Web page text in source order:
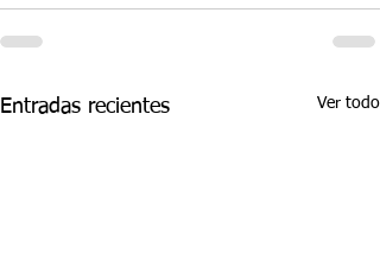
Entradas recientes Ver todo